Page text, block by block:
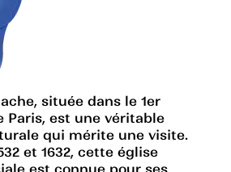
située dans le 1er
Paris, est une véritable
qui mérite une visite.
et 1632, cette église
est connue pour ses